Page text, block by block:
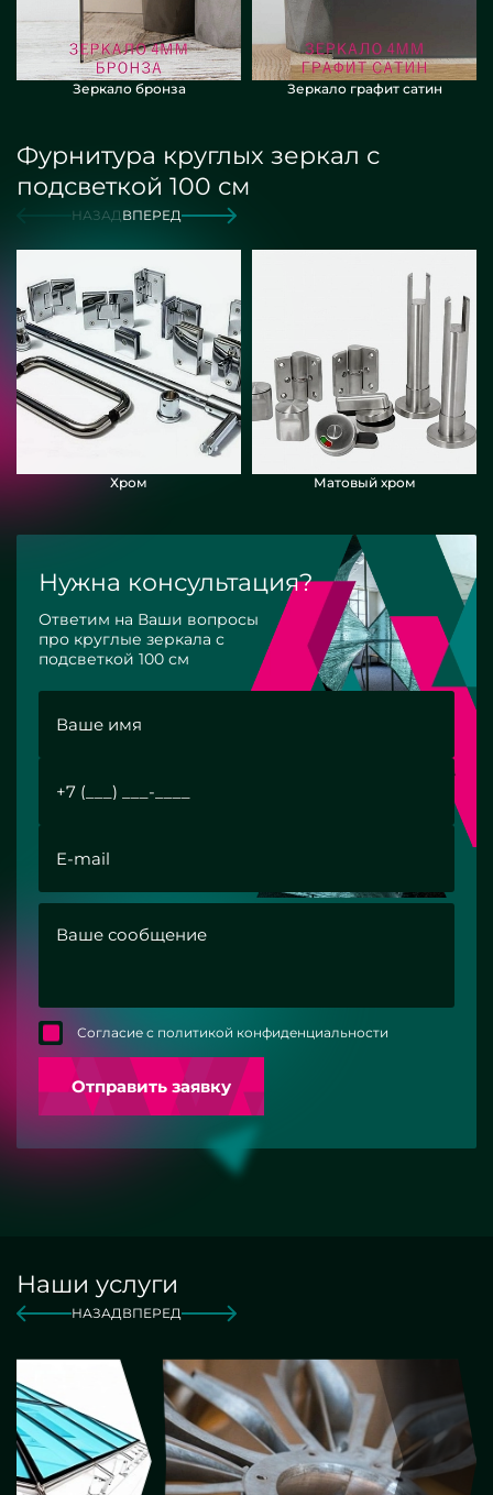
Зеркало бронза Зеркало графит сатин
Фурнитура круглых зеркал с
подсветкой 100 см
НАЗАДВПЕРЕД
Хром Матовый хром
Нужна консультация?
Ответим на Ваши вопросы
про круглые зеркала с
подсветкой 100 см
Согласие с политикой конфиденциальности
Отправить заявку
Наши услуги
НАЗАДВПЕРЕД